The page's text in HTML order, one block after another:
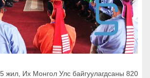
жил, Их Монгол Улс байгуулагдсаны 820